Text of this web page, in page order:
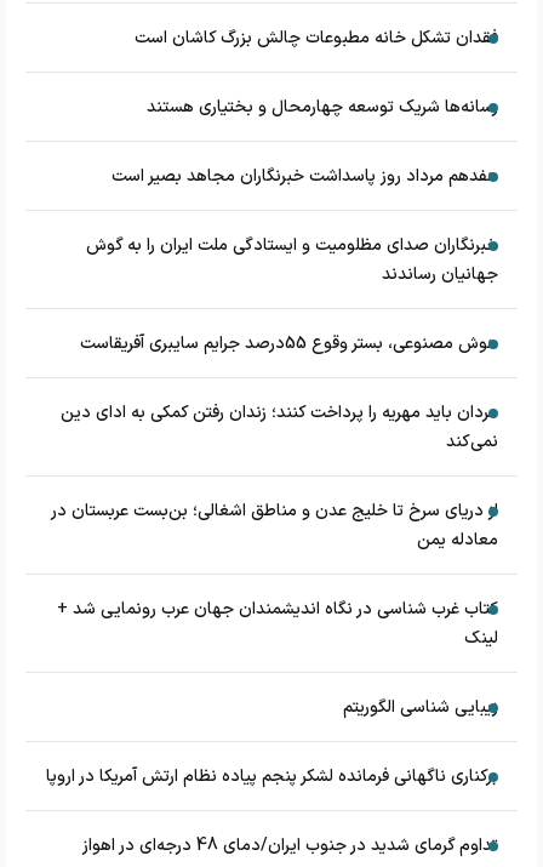
فقدان تشکل خانه مطبوعات چالش بزرگ کاشان است
رسانه‌ها شریک توسعه چهارمحال و بختیاری هستند
هفدهم مرداد روز پاسداشت خبرنگاران مجاهد بصیر است
خبرنگاران صدای مظلومیت و ایستادگی ملت ایران را به گوش
جهانیان رساندند
هوش مصنوعی، بستر وقوع 55درصد جرایم سایبری آفریقاست
مردان باید مهریه را پرداخت کنند؛ زندان رفتن کمکی به ادای دین
نمی‌کند
از دریای سرخ تا خلیج عدن و مناطق اشغالی؛ بن‌بست عربستان در
معادله یمن
کتاب غرب شناسی در نگاه اندیشمندان جهان عرب رونمایی شد +
لینک
زیبایی شناسی الگوریتم
برکناری ناگهانی فرمانده لشکر پنجم پیاده‌ نظام ارتش آمریکا در اروپا
تداوم گرمای شدید در جنوب ایران/دمای 48 درجه‌ای در اهواز